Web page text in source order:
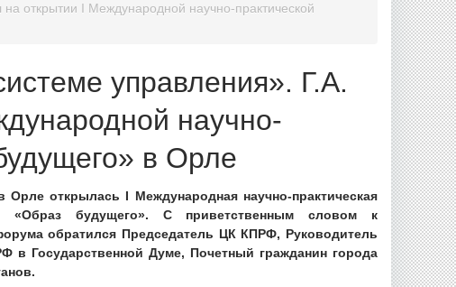
открытии I Международной научно-практической
управления». Г.А.
научно-
в Орле
Орле открылась I Международная научно-практическая
«Образ будущего». С приветственным словом к
обратился Председатель ЦК КПРФ, Руководитель
в Государственной Думе, Почетный гражданин города